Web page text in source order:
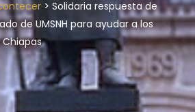
> Solidaria respuesta de
de UMSNH para ayudar a los